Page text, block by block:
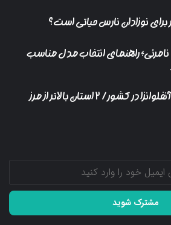
برای نوزادان نارس حیاتی است؟
راهنمای انتخاب مدل مناسب
آخرین وضعیت شیوع آنفلوانزا در کشور/ ۲ استان بالاتر از مرز